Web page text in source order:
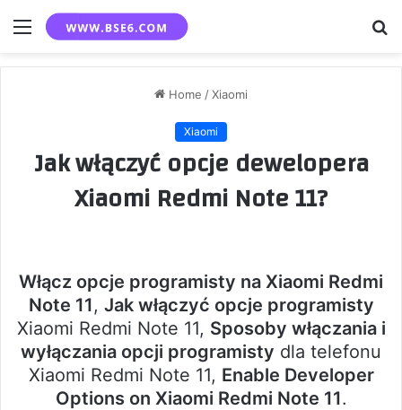
Menu
Home /Xiaomi
Xiaomi
Jak włączyć opcje dewelopera
Xiaomi Redmi Note 11?
Włącz opcje programisty na Xiaomi Redmi
Note 11, Jak włączyć opcje programisty
Xiaomi Redmi Note 11, Sposoby włączania i
wyłączania opcji programisty dla telefonu
Xiaomi Redmi Note 11, Enable Developer
Options on Xiaomi Redmi Note 11.